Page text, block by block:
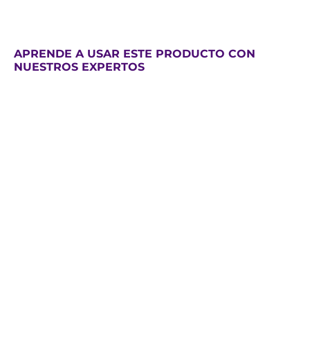
APRENDE A USAR ESTE PRODUCTO CON
NUESTROS EXPERTOS